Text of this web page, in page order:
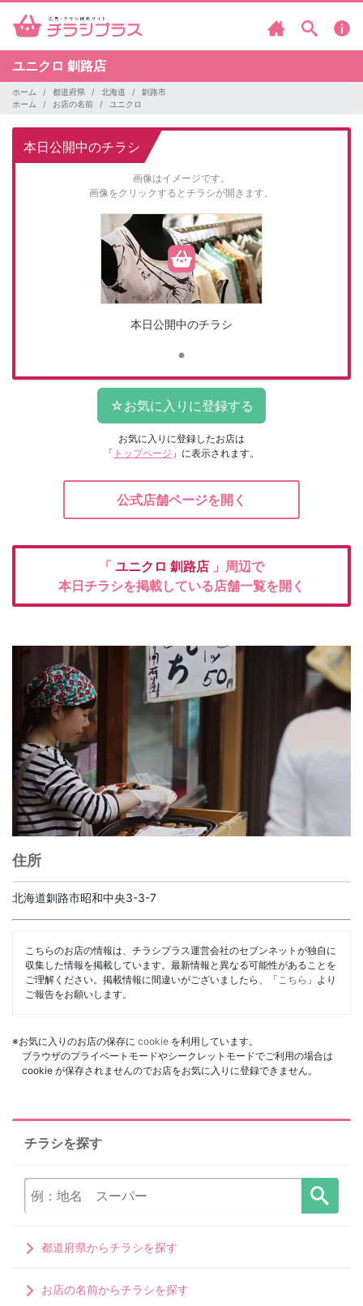
ユニクロ 釧路店
ホーム 都道府県 北海道
釧路市
ホーム
お店の名前 ユニクロ
本日公開中のチラシ
画像はイメージです。
画像をクリックするとチラシが開きます。
本日公開中のチラシ
お気に入りに登録したお店は
「 トップページ 」に表示されます。
公式店舗ページを開く
「 ユニクロ 釧路店 」周辺で
本日チラシを掲載している店舗一覧を開く
住所
北海道釧路市昭和中央3-3-7
こちらのお店の情報は、チラシプラス運営会社のセブンネットが独自に
収集した情報を掲載しています。最新情報と異なる可能性があることを
ご理解ください。掲載情報に間違いがございましたら、「 こちら 」より
ご報告をお願いします。
※お気に入りのお店の保存に cookie を利用しています。
ブラウザのプライベートモードやシークレットモードでご利用の場合は
cookie が保存されませんのでお店をお気に入りに登録できません。
チラシを探す
都道府県からチラシを探す
お店の名前からチラシを探す